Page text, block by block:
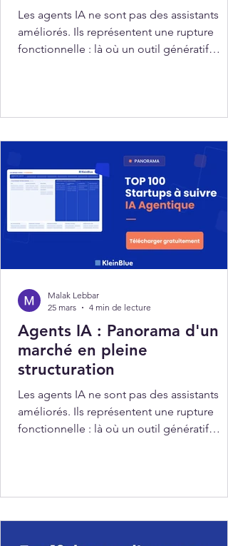
Les agents IA ne sont pas des assistants
améliorés. Ils représentent une rupture
fonctionnelle : là où un outil génératif
cours d'exécution sans intervention
Agents IA : Panorama d'un
marché en pleine
structuration
Les agents IA ne sont pas des assistants
améliorés. Ils représentent une rupture
fonctionnelle : là où un outil génératif
cours d'exécution sans intervention
Malak Lebbar
25 mars
4 min de lecture